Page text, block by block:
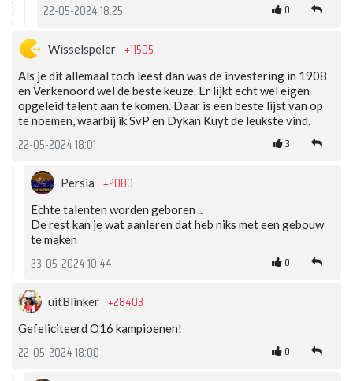
22-05-2024 18:25 0
Wisselspeler +11505
Als je dit allemaal toch leest dan was de investering in 1908
en Verkenoord wel de beste keuze. Er lijkt echt wel eigen
opgeleid talent aan te komen. Daar is een beste lijst van op
te noemen, waarbij ik SvP en Dykan Kuyt de leukste vind.
22-05-2024 18:01 3
Persia +2080
Echte talenten worden geboren ..
De rest kan je wat aanleren dat heb niks met een gebouw
te maken
23-05-2024 10:44 0
uitBlinker +28403
Gefeliciteerd O16 kampioenen!
22-05-2024 18:00 0